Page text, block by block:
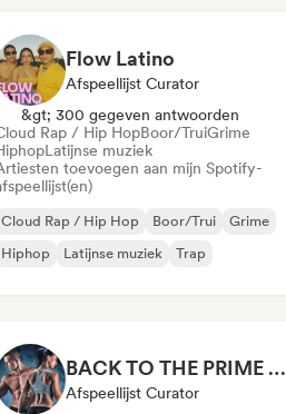
Flow Latino
Afspeellijst Curator
&gt; 300 gegeven antwoorden
Rap / Hip HopBoor/TruiGrime
Latijnse muziek
toevoegen aan mijn Spotify-
Cloud Rap / Hip Hop Boor/Trui
Grime
Hiphop
Latijnse muziek Trap
BACK TO THE PRIME 🔱🔥 Workout Motivation Playlist
Afspeellijst Curator